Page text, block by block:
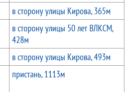
в сторону улицы Кирова, 365м
в сторону улицы 50 лет ВЛКСМ,
428м
в сторону улицы Кирова, 493м
пристань, 1113м